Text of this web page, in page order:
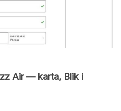
Air — karta, Blik i